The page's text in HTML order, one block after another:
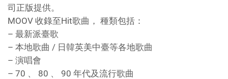
司正版提供。
MOOV 收錄至Hit歌曲， 種類包括：
– 最新派臺歌
– 本地歌曲 / 日韓英美中臺等各地歌曲
– 演唱會
– 70 、 80 、 90 年代及流行歌曲